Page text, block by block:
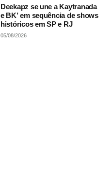
Deekapz se une a Kaytranada
e BK’ em sequência de shows
históricos em SP e RJ
05/08/2026